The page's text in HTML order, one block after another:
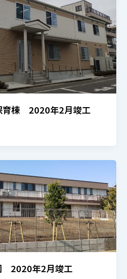
育棟 2020年2月竣工
2020年2月竣工